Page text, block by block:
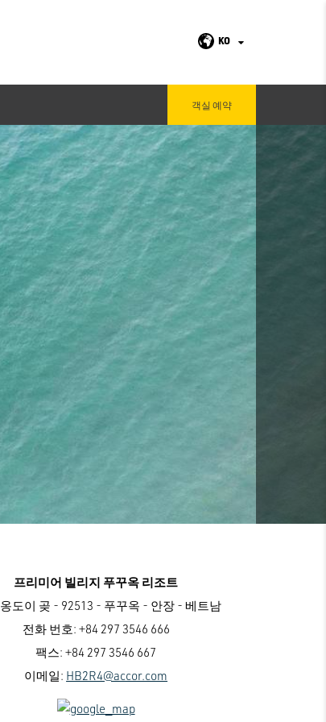
KO
객실 예약
프리미어 빌리지 푸꾸옥 리조트
옹도이 곶 - 92513 - 푸꾸옥 - 안장 - 베트남
전화 번호: +84 297 3546 666
팩스: +84 297 3546 667
이메일: HB2R4@accor.com